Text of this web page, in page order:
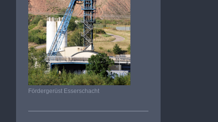
Fördergerüst Esserschacht